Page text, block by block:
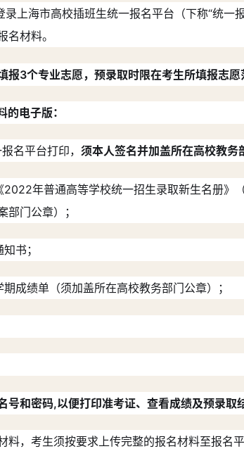
录上海市高校插班生统一报名平台（下称“统一
名材料。
报3个专业志愿，预录取时限在考生所填报志愿
电子版：
名平台打印， 须本人签名并加盖所在高校教务
2022年普通高等学校统一招生录取新生名册》
部门公章）；
书；
期成绩单（须加盖所在高校教务部门公章）；
号和密码,以便打印准考证、查看成绩及预录取
料，考生须按要求上传完整的报名材料至报名